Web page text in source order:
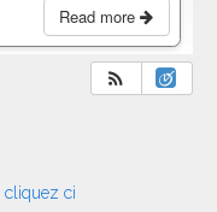
Read more
cliquez ci